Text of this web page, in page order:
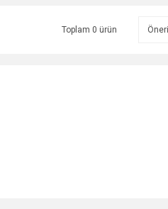
Toplam 0 ürün